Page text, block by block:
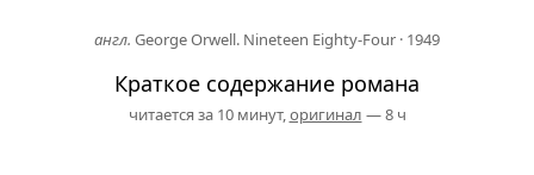
англ. George Orwell. Nineteen Eighty-Four · 1949
Краткое содержание романа
читается за 10 минут,оригинал — 8 ч